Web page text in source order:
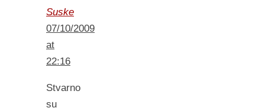
Suske
07/10/2009
at
22:16
Stvarno
su